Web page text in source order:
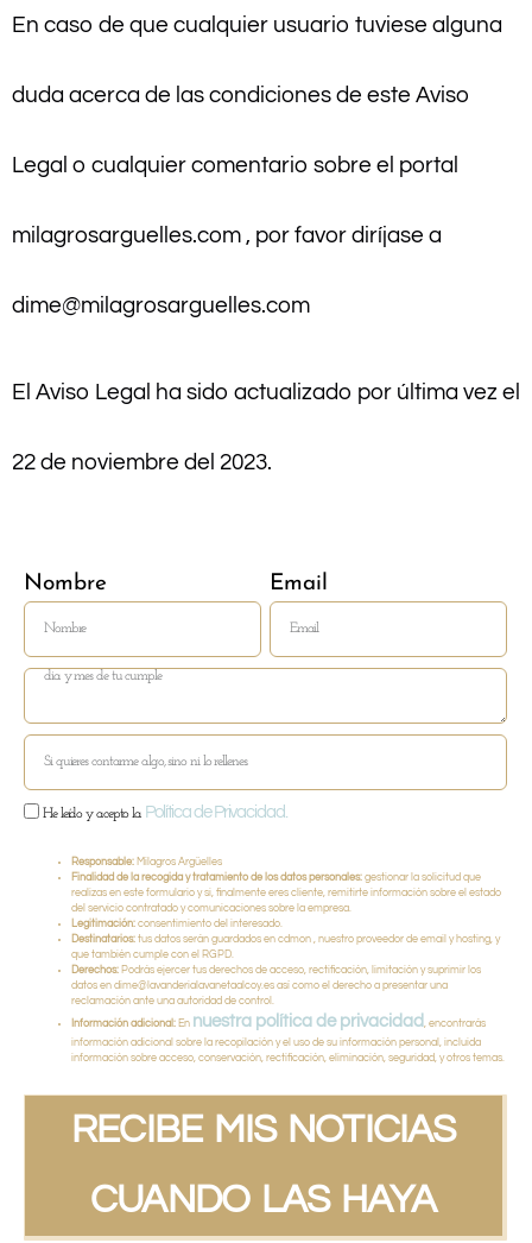
En caso de que cualquier usuario tuviese alguna
duda acerca de las condiciones de este Aviso
Legal o cualquier comentario sobre el portal
milagrosarguelles.com , por favor diríjase a
dime@milagrosarguelles.com
El Aviso Legal ha sido actualizado por última vez el
22 de noviembre del 2023.
Nombre Email
He leído y acepto la Política de Privacidad.
Responsable: Milagros Argüelles
Finalidad de la recogida y tratamiento de los datos personales: gestionar la solicitud que
realizas en este formulario y si, finalmente eres cliente, remitirte información sobre el estado
del servicio contratado y comunicaciones sobre la empresa.
Legitimación: consentimiento del interesado.
Destinatarios: tus datos serán guardados en cdmon , nuestro proveedor de email y hosting, y
que también cumple con el RGPD.
Derechos: Podrás ejercer tus derechos de acceso, rectificación, limitación y suprimir los
datos en dime@lavanderialavanetaalcoy.es así como el derecho a presentar una
reclamación ante una autoridad de control.
Información adicional: En nuestra política de privacidad , encontrarás
información adicional sobre la recopilación y el uso de su información personal, incluida
información sobre acceso, conservación, rectificación, eliminación, seguridad, y otros temas.
RECIBE MIS NOTICIAS
CUANDO LAS HAYA